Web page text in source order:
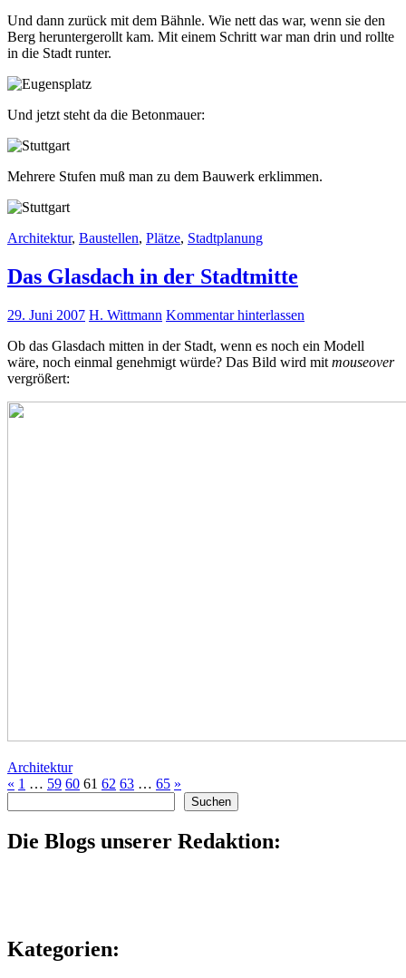
Und dann zurück mit dem Bähnle. Wie nett das war, wenn sie den
Berg heruntergerollt kam. Mit einem Schritt war man drin und rollte
in die Stadt runter.
Und jetzt steht da die Betonmauer:
Mehrere Stufen muß man zu dem Bauwerk erklimmen.
Architektur, Baustellen, Plätze, Stadtplanung
Das Glasdach in der Stadtmitte
29. Juni 2007 H. Wittmann Kommentar hinterlassen
Ob das Glasdach mitten in der Stadt, wenn es noch ein Modell
wäre, noch einmal genehmigt würde? Das Bild wird mit mouseover
vergrößert:
Architektur
« 1 … 59 60 61 62 63 … 65 »
Suchen
Die Blogs unserer Redaktion:
Kategorien: